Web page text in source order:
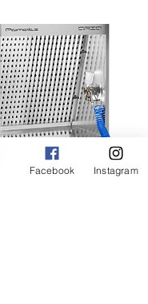
Facebook Instagram